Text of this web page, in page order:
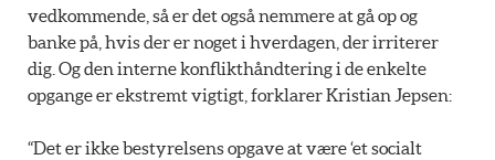
vedkommende, så er det også nemmere at gå op og
banke på, hvis der er noget i hverdagen, der irriterer
dig. Og den interne konflikthåndtering i de enkelte
opgange er ekstremt vigtigt, forklarer Kristian Jepsen:
“Det er ikke bestyrelsens opgave at være ‘et socialt